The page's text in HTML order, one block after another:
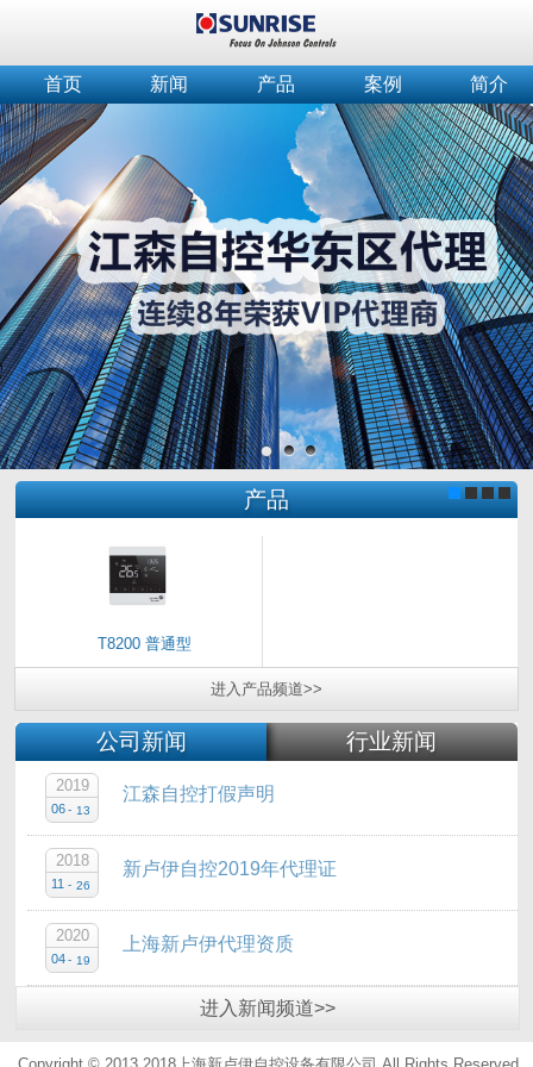
首页 新闻 产品 案例 简介
产品
T8200 普通型
进入 产品频道>>
公司新闻 行业新闻
江森自控打假声明
2019
06 - 13
新卢伊自控2019年代理证
2018
11 - 26
上海新卢伊代理资质
2020
04 - 19
进入 新闻频道>>